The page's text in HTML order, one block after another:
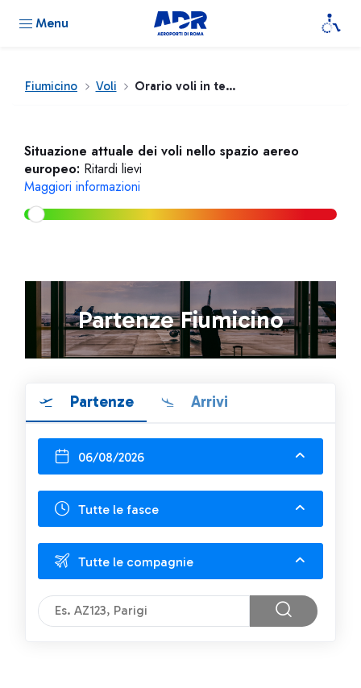
Menu
Fiumicino Voli Orario voli in tempo reale
Situazione attuale dei voli nello spazio aereo
europeo: Ritardi lievi
Maggiori informazioni
Partenze Fiumicino
Partenze Arrivi
06/08/2026
Tutte le fasce
Tutte le compagnie